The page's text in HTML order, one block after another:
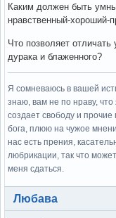
Каким должен быть
нравственный-хороший-
Что позволяет отличать
дурака и блаженного?
Я сомневаюсь в вашей
знаю, вам не по нраву,
создает свободу и
бога, плюю на чужое
нас есть прения,
любрикации, так что
меня сдаться.
Вне форума
Любава